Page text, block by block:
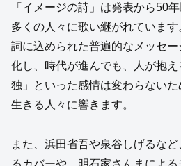
「イメージの詩」は発表から50
多くの人々に歌い継がれていま
詞に込められた普遍的なメッセ
化し、時代が進んでも、人が抱
独」といった感情は変わらないた
生きる人々に響きます。
また、浜田省吾や泉谷しげるな
るカバーや、明石家さんまによ